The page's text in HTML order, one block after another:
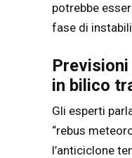
potrebbe
fase di
Previsioni
in bilico
Gli esperti
“rebus
l’anticiclone